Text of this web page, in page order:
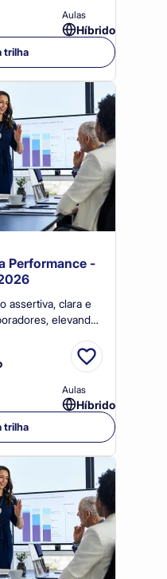
Aulas
Híbrido
trilha
Performance -
assertiva, clara e
elevando
Aulas
Híbrido
trilha